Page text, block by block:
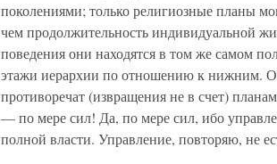
поколениями; только религиозные планы
чем продолжительность индивидуальной
поведения они находятся в том же самом
этажи иерархии по отношению к нижним.
противоречат (извращения не в счет)
— по мере сил! Да, по мере сил, ибо
полной власти. Управление, повторяю, не